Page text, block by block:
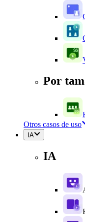
Por
Otros casos de uso
IA
IA